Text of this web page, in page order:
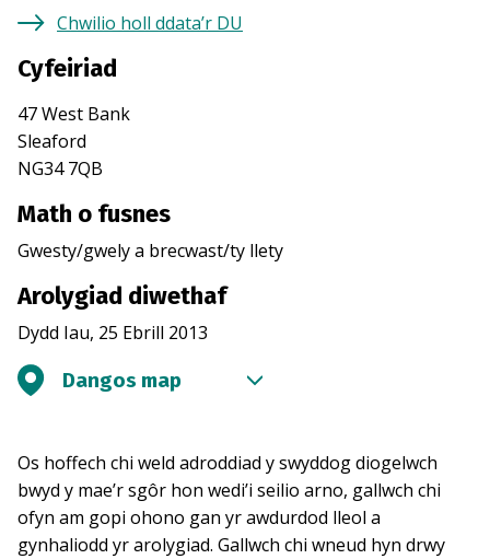
Chwilio holl ddata’r DU
Cyfeiriad
47 West Bank
Sleaford
NG34 7QB
Math o fusnes
Gwesty/gwely a brecwast/ty llety
Arolygiad diwethaf
Dydd Iau, 25 Ebrill 2013
Dangos map
Os hoffech chi weld adroddiad y swyddog diogelwch
bwyd y mae’r sgôr hon wedi’i seilio arno, gallwch chi
ofyn am gopi ohono gan yr awdurdod lleol a
gynhaliodd yr arolygiad. Gallwch chi wneud hyn drwy